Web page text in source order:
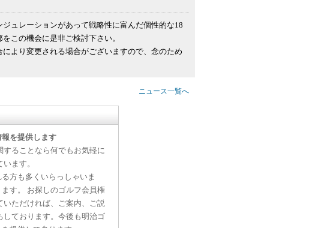
ュレーションがあって戦略性に富んだ個性的な18
この機会に是非ご検討下さい。
より変更される場合がございますので、念のため
ニュース一覧へ
を提供します
ることなら何でもお気軽に
ます。
方も多くいらっしゃいま
す。 お探しのゴルフ会員権
いただければ、ご案内、ご説
ております。今後も明治ゴ